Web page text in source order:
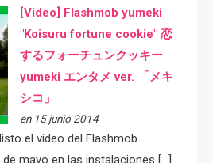
[Video] Flashmob yumeki
"Koisuru fortune cookie" 恋
するフォーチュンクッキー
yumeki エンタメ ver. 「メキ
シコ」
en 15 junio 2014
el video del Flashmob
mayo en las instalaciones […]